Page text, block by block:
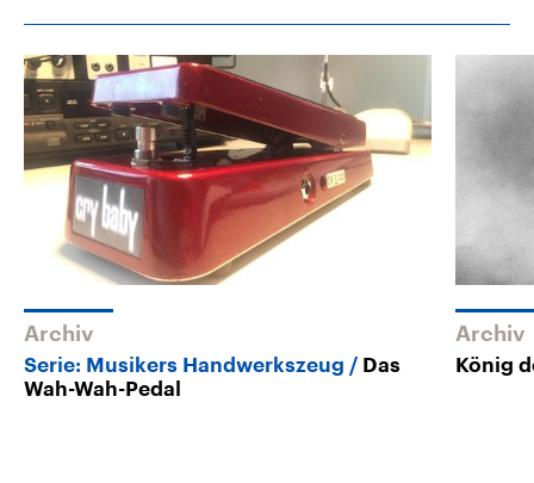
Archiv
Serie: Musikers Handwerkszeug
Das
Wah-Wah-Pedal
Archiv
König